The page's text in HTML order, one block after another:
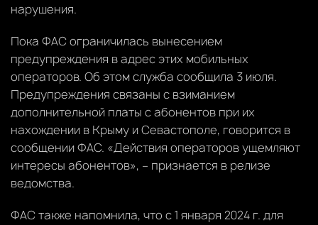
нарушения.
Пока ФАС ограничилась вынесением
предупреждения в адрес этих мобильных
операторов. Об этом служба сообщила 3 июля.
Предупреждения связаны с взиманием
дополнительной платы с абонентов при их
нахождении в Крыму и Севастополе, говорится в
сообщении ФАС. «Действия операторов ущемляют
интересы абонентов», – признается в релизе
ведомства.
ФАС также напомнила, что с 1 января 2024 г. для